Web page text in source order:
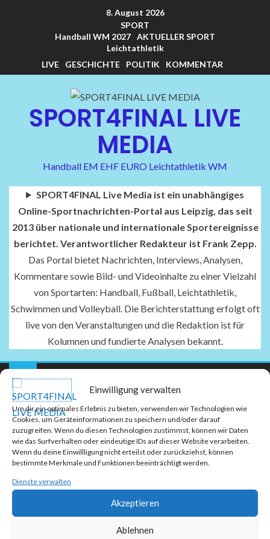
Einwilligung verwalten
Um dir ein optimales Erlebnis zu bieten, verwenden wir Technologien wie
Cookies, um Geräteinformationen zu speichern und/oder darauf
zuzugreifen. Wenn du diesen Technologien zustimmst, können wir Daten
wie das Surfverhalten oder eindeutige IDs auf dieser Website verarbeiten.
Wenn du deine Einwillligung nicht erteilst oder zurückziehst, können
bestimmte Merkmale und Funktionen beeinträchtigt werden.
Dienste verwalten
Akzeptieren
Ablehnen
8. August 2026
SPORT
Handball WM 2027 AKTUELLER SPORT
Leichtathletik
LIVE
GESCHICHTE POLITIK KOMMENTAR
SPORT4FINAL LIVE
MEDIA
Handball EM EHF EURO Leichtathletik WM
SPORT4FINAL Live Media ist ein unabhängiges
Online-Sportnachrichten-Portal aus Leipzig, das seit
2013 über nationale und internationale Sportereignisse
berichtet. Verantwortlicher Redakteur ist Frank Zepp.
Das Portal bietet Nachrichten, Interviews, Analysen,
Kommentare sowie Bild- und Videoinhalte zu einer Vielzahl
von Sportarten: Handball, Fußball, Leichtathletik,
Schwimmen und Volleyball. Die Berichterstattung erfolgt oft
live von den Veranstaltungen und die Redaktion ist für
Kolumnen und fundierte Analysen bekannt.